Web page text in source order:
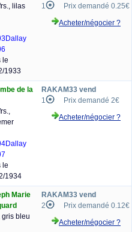
lilas
Dallay
le
1933
1
Prix demandé 0.25€
Acheter/négocier ?
de la
Dallay
le
1934
RAKAM33 vend
1
Prix demandé 2€
Acheter/négocier ?
Marie
gris bleu
RAKAM33 vend
2
Prix demandé 0.12€
Acheter/négocier ?